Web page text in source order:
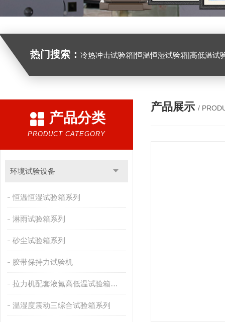
热门搜索： 冷热冲击试验箱|恒温恒湿试验箱|高低温试验箱|高低温交变试验箱|盐雾机|紫外线试验机|淋雨试验箱|臭氧试验箱|振动试
产品分类
PRODUCT CATEGORY
环境试验设备
恒温恒湿试验箱系列
淋雨试验箱系列
砂尘试验箱系列
胶带保持力试验机
拉力机配套液氮高低温试验箱系列
温湿度震动三综合试验箱系列
产品展示 /